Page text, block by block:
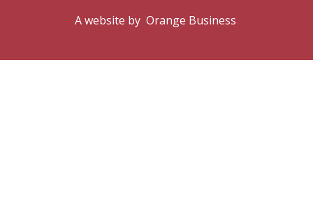
A website by Orange Business